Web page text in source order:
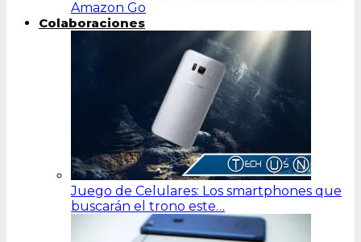
Amazon Go
Colaboraciones
Juego de Celulares: Los smartphones que
buscarán el trono este…